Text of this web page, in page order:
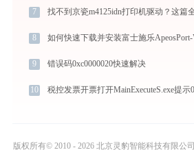
7
8
9 错误码0xc0000020快速解决
10
版权所有© 2010 - 2026 北京灵豹智能科技有限公司